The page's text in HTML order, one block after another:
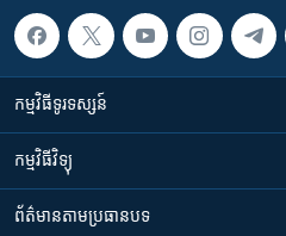
កម្មវិធី​ទូរទស្សន៍
កម្មវិធី​វិទ្យុ
ព័ត៌មាន​តាមប្រធានបទ​